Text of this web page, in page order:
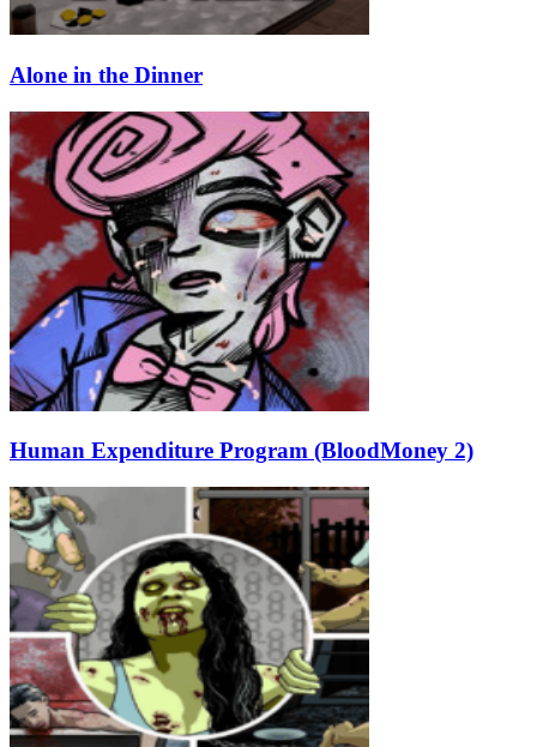
Alone in the Dinner
Human Expenditure Program (BloodMoney 2)